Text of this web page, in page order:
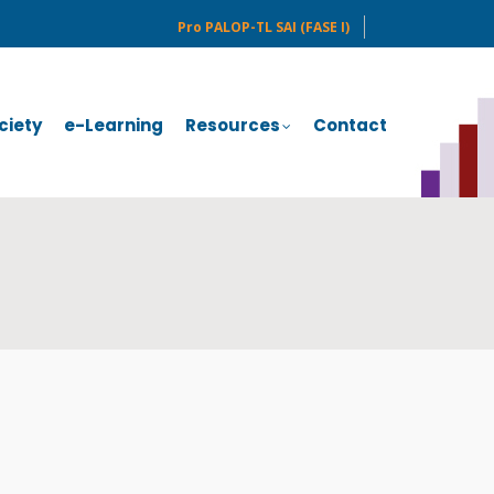
Pro PALOP-TL SAI (FASE I)
e-Learning Resources Contact